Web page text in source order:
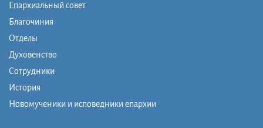
Епархиальный совет
Благочиния
Отделы
Духовенство
Сотрудники
История
Новомученики и исповедники епархии